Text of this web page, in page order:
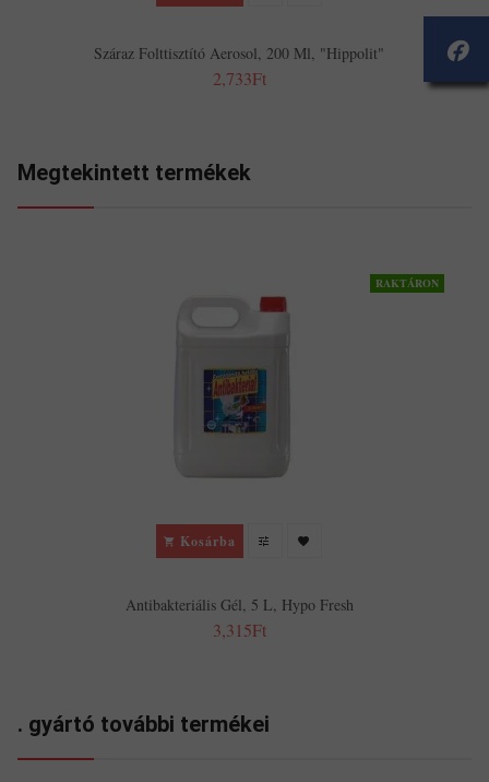
Száraz Folttisztító Aerosol, 200 Ml, "Hippolit"
2,733Ft
Megtekintett termékek
RAKTÁRON
Kosárba
Antibakteriális Gél, 5 L, Hypo Fresh
3,315Ft
. gyártó további termékei